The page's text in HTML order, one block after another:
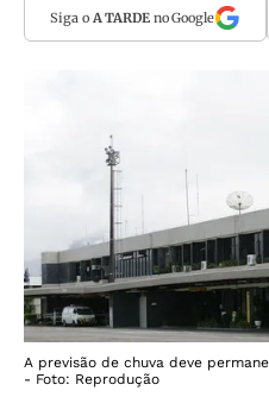
Siga o A TARDEno Google
A previsão de chuva deve
- Foto: Reprodução